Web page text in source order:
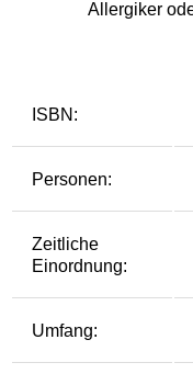
ISBN:
Personen:
Zeitliche
Einordnung:
Umfang: